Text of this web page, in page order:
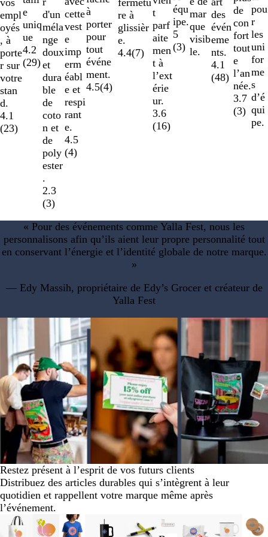
empl
oyés
, à
porte
r sur
votre
stan
d.
4.1
(23)
e
uniq
ue
4.2
(29)
d'un
méla
nge
doux
et
dura
ble
de
coto
n et
de
poly
ester
.
2.3
(3)
cette
vest
e
imp
erm
éabl
e et
respi
rant
e.
4.5
(4)
à
porter
pour
tout
événe
ment.
4.5(4)
re à
glissièr
e.
4.4(7)
t
parf
aite
men
t à
l’ext
érie
ur.
3.6
(16)
équ
ipe.
5
(3)
mar
que
visib
le.
des
évén
eme
nts.
4.1
(48)
de
con
fort
tout
e
l’an
née.
3.7
(3)
pou
r
les
uni
for
me
s
d’é
qui
pe.
« Pour des événements comme Yalla Fest, nous les
personnalisons afin qu’ils aient leur propre personnalité tout
en conservant l’énergie et l’identité globale de notre marque.
»
— Edy Massih, propriétaire de Edy’s Grocer et créateur de
Yalla Fest
Restez présent à l’esprit de vos futurs clients
Distribuez des articles durables qui s’intègrent à leur
quotidien et rappellent votre marque même après
l’événement.
Nouvelles options
Nouvelles options
Nouvelles options
Nouveau
Nouvelles optionsNouveau
Diapositives